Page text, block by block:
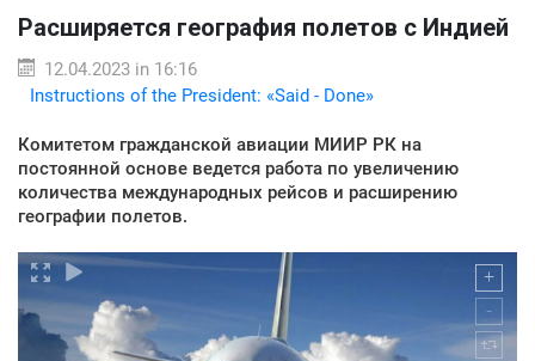
Расширяется география полетов с Индией
12.04.2023 in 16:16
Instructions of the President: «Said - Done»
Комитетом гражданской авиации МИИР РК на
постоянной основе ведется работа по увеличению
количества международных рейсов и расширению
географии полетов.